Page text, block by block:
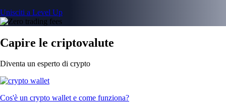
Unisciti a Level Up
Capire le criptovalute
Diventa un esperto di crypto
Cos'è un crypto wallet e come funziona?